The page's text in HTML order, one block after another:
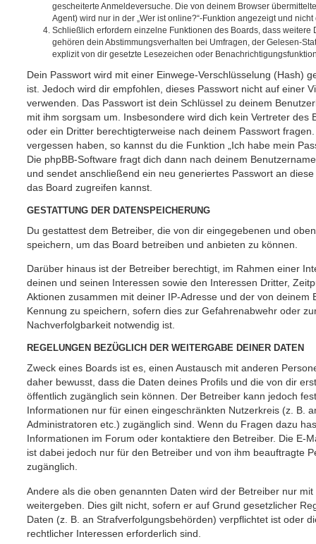
gescheiterte Anmeldeversuche. Die von deinem Browser
Agent) wird nur in der „Wer ist online?“-Funktion angezeigt und
Schließlich erfordern einzelne Funktionen des Boards, dass weitere
gehören dein Abstimmungsverhalten bei Umfragen, der Gelesen-
explizit von dir gesetzte Lesezeichen oder
Dein Passwort wird mit einer Einwege-Verschlüsselung (Hash)
ist. Jedoch wird dir empfohlen, dieses Passwort nicht auf einer
verwenden. Das Passwort ist dein Schlüssel zu deinem
mit ihm sorgsam um. Insbesondere wird dich kein Vertreter des
oder ein Dritter berechtigterweise nach deinem Passwort
vergessen haben, so kannst du die Funktion „Ich habe mein
Die phpBB-Software fragt dich dann nach deinem
und sendet anschließend ein neu generiertes Passwort an
das Board zugreifen kannst.
GESTATTUNG DER DATENSPEICHERUNG
Du gestattest dem Betreiber, die von dir eingegebenen und
speichern, um das Board betreiben und anbieten zu können.
Darüber hinaus ist der Betreiber berechtigt, im Rahmen einer
deinen und seinen Interessen sowie den Interessen Dritter,
Aktionen zusammen mit deiner IP-Adresse und der von deinem
Kennung zu speichern, sofern dies zur Gefahrenabwehr oder
Nachverfolgbarkeit notwendig ist.
REGELUNGEN BEZÜGLICH DER WEITERGABE DEINER DATEN
Zweck eines Boards ist es, einen Austausch mit anderen
daher bewusst, dass die Daten deines Profils und die von dir
öffentlich zugänglich sein können. Der Betreiber kann jedoch
Informationen nur für einen eingeschränkten Nutzerkreis (z. B.
Administratoren etc.) zugänglich sind. Wenn du Fragen dazu
Informationen im Forum oder kontaktiere den Betreiber. Die E-
ist dabei jedoch nur für den Betreiber und von ihm beauftragte
zugänglich.
Andere als die oben genannten Daten wird der Betreiber nur
weitergeben. Dies gilt nicht, sofern er auf Grund gesetzlicher
Daten (z. B. an Strafverfolgungsbehörden) verpflichtet ist oder
rechtlicher Interessen erforderlich sind.